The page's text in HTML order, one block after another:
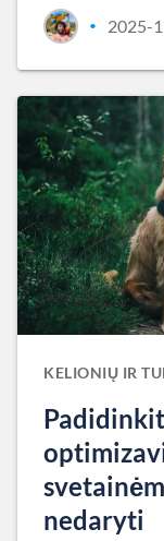
• 2025-
KELIONIŲ IR
nedaryti